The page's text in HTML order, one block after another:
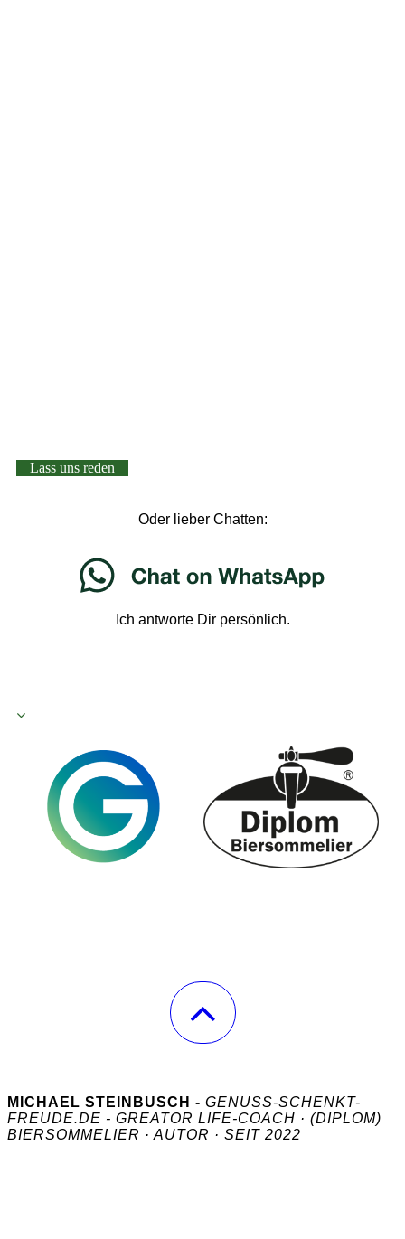
Lass uns reden
Oder lieber Chatten:
Ich antworte Dir persönlich.
MICHAEL STEINBUSCH - GENUSS-SCHENKT-
FREUDE.DE - GREATOR LIFE-COACH · (DIPLOM)
BIERSOMMELIER · AUTOR · SEIT 2022